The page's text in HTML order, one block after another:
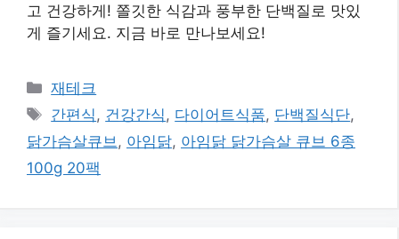
고 건강하게! 쫄깃한 식감과 풍부한 단백질로 맛있
게 즐기세요. 지금 바로 만나보세요!
카
테
리
재테크
태
그
간편식 , 건강간식 , 다이어트식품, 단백질식단,
닭가슴살큐브 , 아임닭, 아임닭 닭가슴살 큐브 6종
100g 20팩